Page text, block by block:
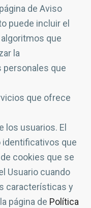
de Aviso
puede incluir el
que
la
personales que
que ofrece
los usuarios. El
identificativos que
cookies que se
Usuario cuando
características y
página de Política